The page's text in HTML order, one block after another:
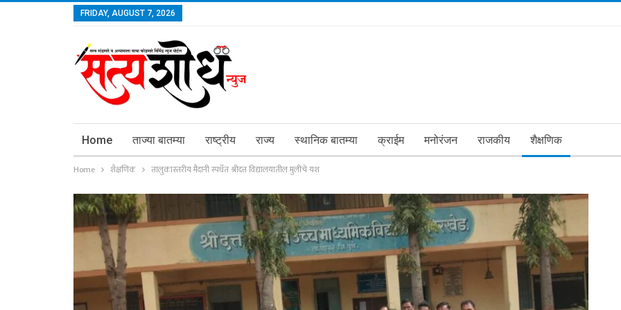
FRIDAY, AUGUST 7, 2026
Home ताज्या बातम्या राष्ट्रीय राज्य स्थानिक बातम्या क्राईम मनोरंजन राजकीय शैक्षणिक
Home शैक्षणिक तालुकास्तरीय मैदानी स्पर्धेत श्रीदत्त विद्यालयातील मुलींचे यश